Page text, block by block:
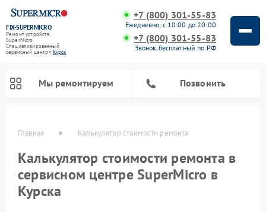
FIX-SUPERMICRO
Ремонт устройств
SuperMicro
Специализированный
cервисный центр г.Курск
+7 (800) 301-55-83
Ежедневно, с 10:00 до 20:00
+7 (800) 301-55-83
Звонок бесплатный по РФ
Мы ремонтируем Позвонить
Главная Калькулятор стоимости ремонта
Калькулятор стоимости ремонта в
сервисном центре SuperMicro в
Курска